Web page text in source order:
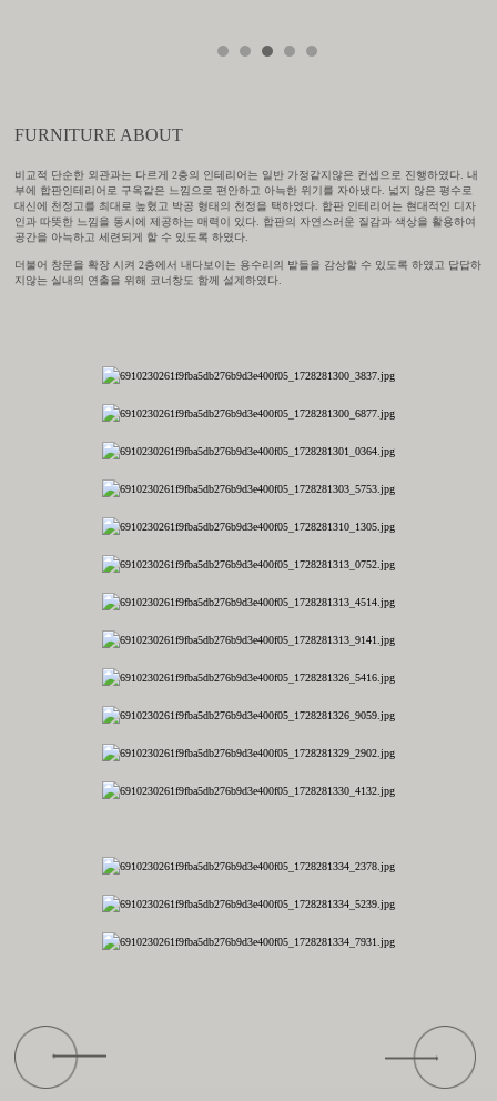
FURNITURE ABOUT
비교적 단순한 외관과는 다르게 2층의 인테리어는 일반 가정같지않은 컨셉으로 진행하였다. 내
부에 합판인테리어로 구옥같은 느낌으로 편안하고 아늑한 위기를 자아냈다. 넓지 않은 평수로
대신에 천정고를 최대로 높혔고 박공 형태의 천정을 택하였다. 합판 인테리어는 현대적인 디자
인과 따뜻한 느낌을 동시에 제공하는 매력이 있다. 합판의 자연스러운 질감과 색상을 활용하여
공간을 아늑하고 세련되게 할 수 있도록 하였다.
더불어 창문을 확장 시켜 2층에서 내다보이는 용수리의 밭들을 감상할 수 있도록 하였고 답답하
지않는 실내의 연출을 위해 코너창도 함께 설계하였다.